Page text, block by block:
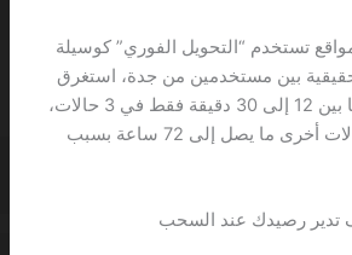
تستخدم “التحويل الفوري” كوسيلة
بين مستخدمين من جدة، استغرق
التحويل عبر PayPal ما بين 12 إلى 30 دقيقة فقط في 3 حالات،
بينما استغرق في 7 حالات أخرى ما يصل إلى 72 ساعة بسبب
تدير رصيدك عند السحب